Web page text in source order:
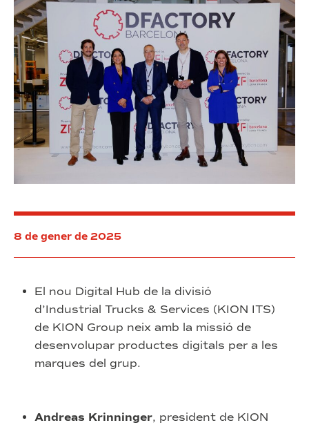
8 de gener de 2025
El nou Digital Hub de la divisió
d’Industrial Trucks & Services (KION ITS)
de KION Group neix amb la missió de
desenvolupar productes digitals per a les
marques del grup.
Andreas Krinninger, president de KION
el
talent